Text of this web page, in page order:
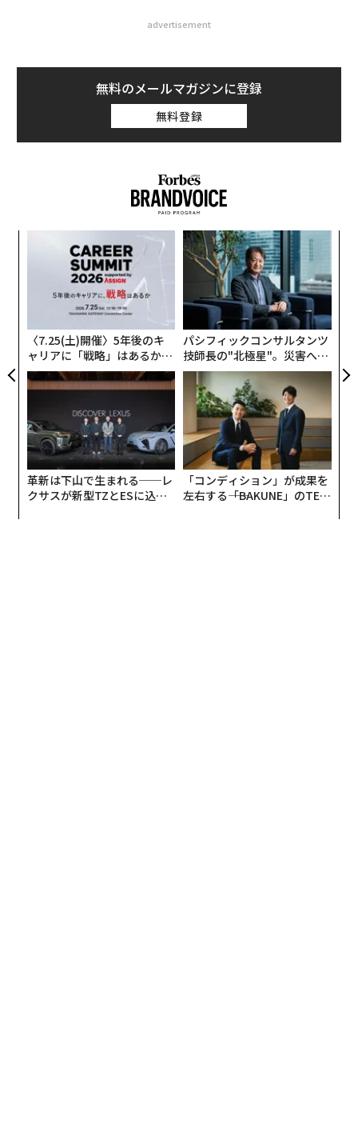
advertisement
無料のメールマガジンに登録
無料登録
〈7.25(土)開催〉5年後のキ
ャリアに「戦略」はあるか。
トップエグゼクティブのキャ
リアに触れる1日│CAREER S
パシフィックコンサルタンツ
技師長の"北極星"。災害への
無力感を乗り越え見つけた、
防災一筋20年の答え
革新は下山で生まれる──レ
クサスが新型TZとESに込め
「コンディション」が成果を
左右する――「BAKUNE」のTEN